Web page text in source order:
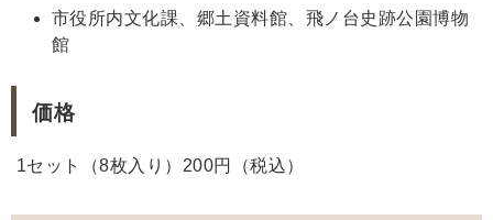
市役所内文化課、郷土資料館、飛ノ台史跡公園博物
館
価格
1セット（8枚入り）200円（税込）